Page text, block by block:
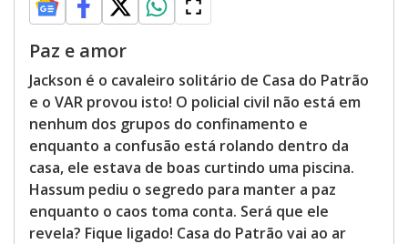
Paz e amor
Jackson é o cavaleiro solitário de Casa do Patrão
e o VAR provou isto! O policial civil não está em
nenhum dos grupos do confinamento e
enquanto a confusão está rolando dentro da
casa, ele estava de boas curtindo uma piscina.
Hassum pediu o segredo para manter a paz
enquanto o caos toma conta. Será que ele
revela? Fique ligado! Casa do Patrão vai ao ar